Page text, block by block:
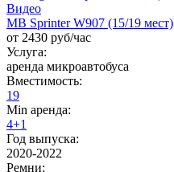
Видео
MB Sprinter W907 (15/19 мест)
от 2430 руб/час
Услуга:
аренда микроавтобуса
Вместимость:
19
Min аренда:
4+1
Год выпуска:
2020-2022
Ремни: